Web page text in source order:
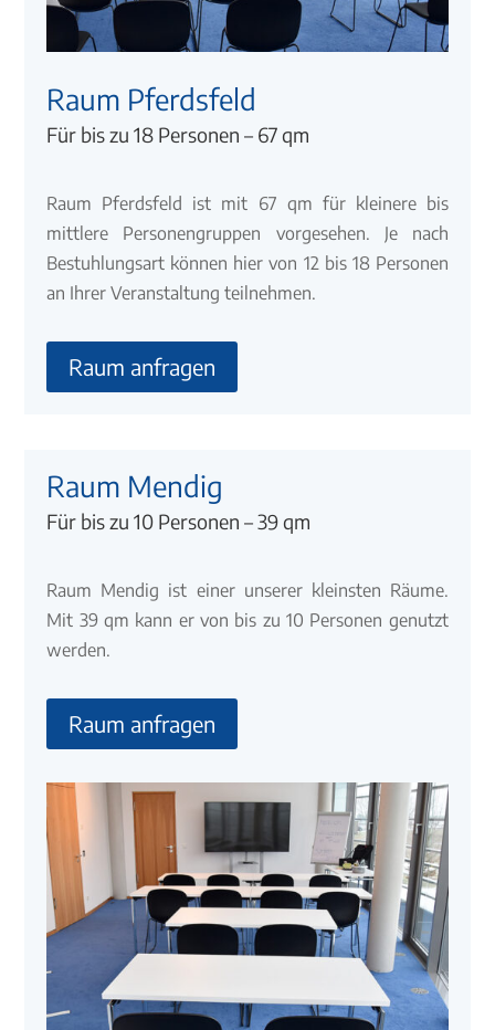
Raum Pferdsfeld
Für bis zu 18 Personen – 67 qm
Raum Pferdsfeld ist mit 67 qm für kleinere bis
mittlere Personengruppen vorgesehen. Je nach
Bestuhlungsart können hier von 12 bis 18 Personen
an Ihrer Veranstaltung teilnehmen.
Raum anfragen
Raum Mendig
Für bis zu 10 Personen – 39 qm
Raum Mendig ist einer unserer kleinsten Räume.
Mit 39 qm kann er von bis zu 10 Personen genutzt
werden.
Raum anfragen